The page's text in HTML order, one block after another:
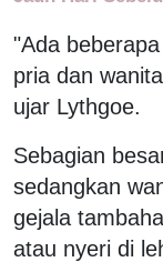
"Ada
pria dan
ujar Lythgoe.
Sebagian
sedangkan
gejala
atau nyeri di